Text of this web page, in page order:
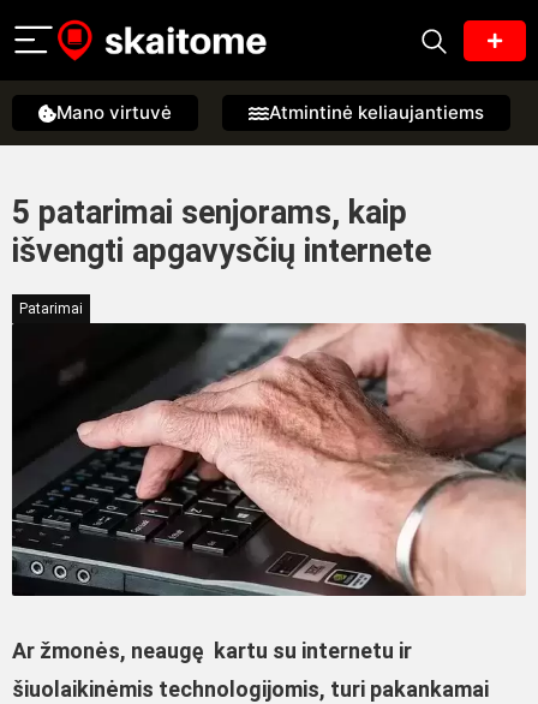
Mano virtuvė Atmintinė keliaujantiems
5 patarimai senjorams, kaip
išvengti apgavysčių internete
Patarimai
Ar žmonės, neaugę kartu su internetu ir
šiuolaikinėmis technologijomis, turi pakankamai